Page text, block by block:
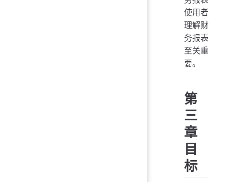
使用者
理解财
务报表
至关重
要。
第
三
章
目
标